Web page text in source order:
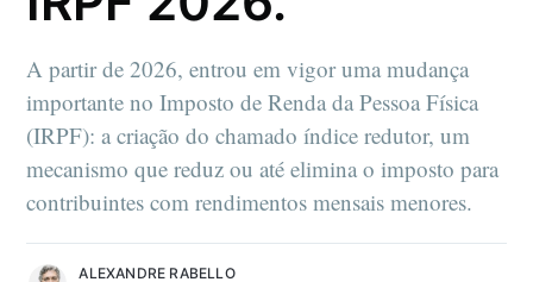
A partir de 2026, entrou em vigor uma mudança
importante no Imposto de Renda da Pessoa Física
(IRPF): a criação do chamado índice redutor, um
mecanismo que reduz ou até elimina o imposto para
contribuintes com rendimentos mensais menores.
ALEXANDRE RABELLO